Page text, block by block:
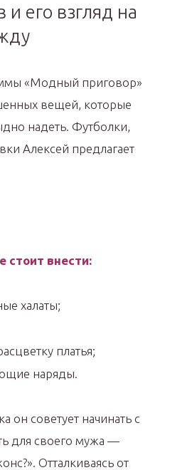
его взгляд на
«Модный приговор»
вещей, которые
надеть. Футболки,
Алексей предлагает
стоит внести:
халаты;
платья;
наряды.
он советует начинать с
для своего мужа —
Отталкиваясь от